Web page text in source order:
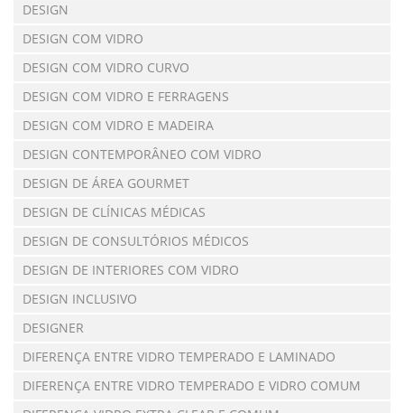
DESIGN
DESIGN COM VIDRO
DESIGN COM VIDRO CURVO
DESIGN COM VIDRO E FERRAGENS
DESIGN COM VIDRO E MADEIRA
DESIGN CONTEMPORÂNEO COM VIDRO
DESIGN DE ÁREA GOURMET
DESIGN DE CLÍNICAS MÉDICAS
DESIGN DE CONSULTÓRIOS MÉDICOS
DESIGN DE INTERIORES COM VIDRO
DESIGN INCLUSIVO
DESIGNER
DIFERENÇA ENTRE VIDRO TEMPERADO E LAMINADO
DIFERENÇA ENTRE VIDRO TEMPERADO E VIDRO COMUM